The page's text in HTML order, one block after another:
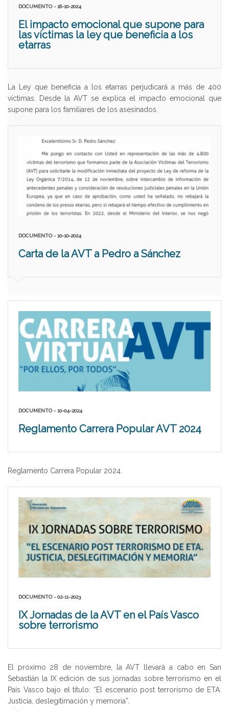
DOCUMENTO - 16-10-2024
El impacto emocional que supone para
las víctimas la ley que beneficia a los
etarras
La Ley que beneficia a los etarras perjudicará a más de 400
víctimas. Desde la AVT se explica el impacto emocional que
supone para los familiares de los asesinados.
DOCUMENTO - 10-10-2024
Carta de la AVT a Pedro a Sánchez
DOCUMENTO - 10-04-2024
Reglamento Carrera Popular AVT 2024
Reglamento Carrera Popular 2024.
DOCUMENTO - 02-11-2023
IX Jornadas de la AVT en el País Vasco
sobre terrorismo
El próximo 28 de noviembre, la AVT llevará a cabo en San
Sebastián la IX edición de sus jornadas sobre terrorismo en el
País Vasco bajo el título: “El escenario post terrorismo de ETA.
Justicia, deslegitimación y memoria”.